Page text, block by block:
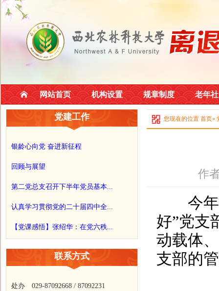
网站首页 机构设置 规章制度 老年
党建工作
银龄心向党 奋进新征程
回顾与展望
第二党总支召开下半年党员基本...
认真学习贯彻党的二十届四中全...
【党课感悟】张绍华：在党六秩...
联系方式
处办 029-87092668 / 87092231
您现在的位置 首页»
作
今年
好”党支
动载体
支部的